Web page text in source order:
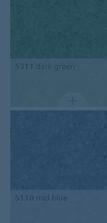
5311 dark green
5110 mid blue